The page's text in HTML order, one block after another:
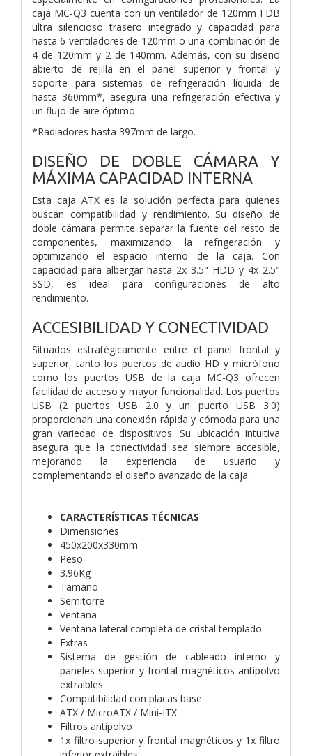
caja MC-Q3 cuenta con un ventilador de 120mm FDB
ultra silencioso trasero integrado y capacidad para
hasta 6 ventiladores de 120mm o una combinación de
4 de 120mm y 2 de 140mm. Además, con su diseño
abierto de rejilla en el panel superior y frontal y
soporte para sistemas de refrigeración líquida de
hasta 360mm*, asegura una refrigeración efectiva y
un flujo de aire óptimo.
*Radiadores hasta 397mm de largo.
DISEÑO DE DOBLE CÁMARA Y
MÁXIMA CAPACIDAD INTERNA
Esta caja ATX es la solución perfecta para quienes
buscan compatibilidad y rendimiento. Su diseño de
doble cámara permite separar la fuente del resto de
componentes, maximizando la refrigeración y
optimizando el espacio interno de la caja. Con
capacidad para albergar hasta 2x 3.5" HDD y 4x 2.5"
SSD, es ideal para configuraciones de alto
rendimiento.
ACCESIBILIDAD Y CONECTIVIDAD
Situados estratégicamente entre el panel frontal y
superior, tanto los puertos de audio HD y micrófono
como los puertos USB de la caja MC-Q3 ofrecen
facilidad de acceso y mayor funcionalidad. Los puertos
USB (2 puertos USB 2.0 y un puerto USB 3.0)
proporcionan una conexión rápida y cómoda para una
gran variedad de dispositivos. Su ubicación intuitiva
asegura que la conectividad sea siempre accesible,
mejorando la experiencia de usuario y
complementando el diseño avanzado de la caja.
CARACTERÍSTICAS TÉCNICAS
Dimensiones
450x200x330mm
Peso
3.96Kg
Tamaño
Semitorre
Ventana
Ventana lateral completa de cristal templado
Extras
Sistema de gestión de cableado interno y
paneles superior y frontal magnéticos antipolvo
extraíbles
Compatibilidad con placas base
ATX / MicroATX / Mini-ITX
Filtros antipolvo
1x filtro superior y frontal magnéticos y 1x filtro